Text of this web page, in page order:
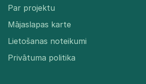
Par projektu
Mājaslapas karte
Lietošanas noteikumi
Privātuma politika